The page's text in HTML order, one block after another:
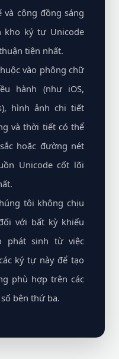
cộng đồng sáng
kho ký tự Unicode
tiện nhất.
vào phông chữ
hành (như iOS,
hình ảnh chi tiết
và thời tiết có thể
hoặc đường nét
Unicode cốt lõi
tôi không chịu
với bất kỳ khiếu
phát sinh từ việc
ký tự này để tạo
phù hợp trên các
bên thứ ba.